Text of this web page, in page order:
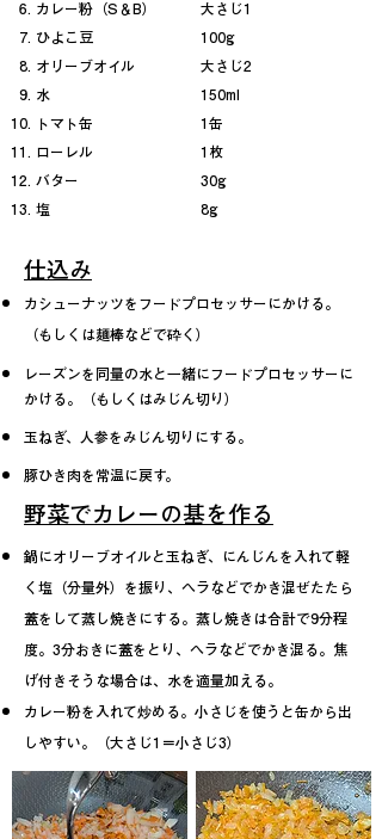
カレー粉（S＆B）
ひよこ豆
​オリーブオイル
水
トマト缶
ローレル
バター
塩
大さじ1
100g
大さじ2
150ml
1缶
1枚
30g
​8g
仕込み
カシューナッツをフードプロセッサーにかける。
（もしくは麺棒などで砕く）
レーズンを同量の水と一緒にフードプロセッサーに
かける。（もしくはみじん切り）
​玉ねぎ、人参をみじん切りにする。
​豚ひき肉を常温に戻す。
野菜でカレーの基を作る
鍋にオリーブオイルと玉ねぎ、にんじんを入れて軽
く塩（分量外）を振り、ヘラなどでかき混ぜたたら
蓋をして蒸し焼きにする。 蒸し焼きは合計で9分程
度。 3分おきに蓋をとり、ヘラなどでかき混る。焦
げ付きそうな場合は、水を適量加える。
カレー粉を入れて炒める。小さじを使うと缶から出
しやすい。（大さじ1＝小さじ3）